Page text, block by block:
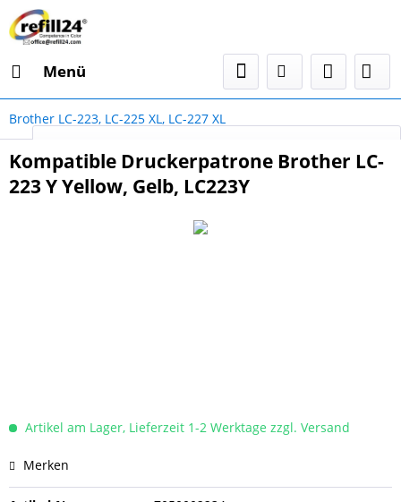
Menü
Brother LC-223, LC-225 XL, LC-227 XL
Kompatible Druckerpatrone Brother LC-
223 Y Yellow, Gelb, LC223Y
Artikel am Lager, Lieferzeit 1-2 Werktage zzgl. Versand
Merken